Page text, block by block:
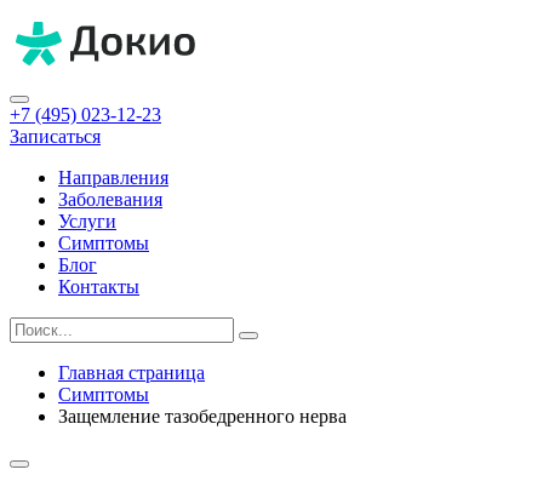
+7 (495) 023-12-23
Записаться
Направления
Заболевания
Услуги
Симптомы
Блог
Контакты
Главная страница
Симптомы
Защемление тазобедренного нерва